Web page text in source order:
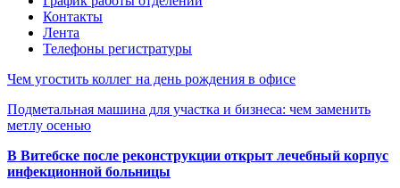
Контакты
Лента
Телефоны регистратуры
Чем угостить коллег на день рождения в офисе
Подметальная машина для участка и бизнеса: чем заменить
метлу осенью
В Витебске после реконструкции открыт лечебный корпус
инфекционной больницы